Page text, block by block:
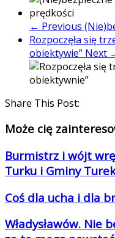
← Previous
Rozpoczęła się
obiektywie” Next
Share This Post:
Może cię
Burmistrz i wójt
Turku i Gminy Turek
Coś dla ucha i dla
Władysławów. Nie